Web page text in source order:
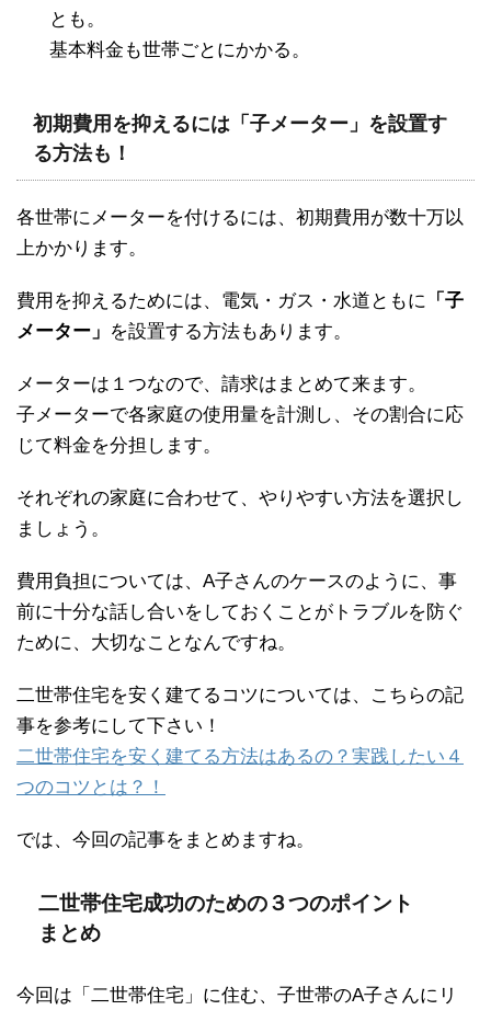
とも。
基本料金も世帯ごとにかかる。
初期費用を抑えるには「子メーター」を設置す
る方法も！
各世帯にメーターを付けるには、初期費用が数十万以
上かかります。
費用を抑えるためには、電気・ガス・水道ともに
「子
メーター」 を設置する方法もあります。
メーターは１つなので、請求はまとめて来ます。
子メーターで各家庭の使用量を計測し、その割合に応
じて料金を分担します。
それぞれの家庭に合わせて、やりやすい方法を選択し
ましょう。
費用負担については、A子さんのケースのように、事
前に十分な話し合いをしておくことがトラブルを防ぐ
ために、大切なことなんですね。
二世帯住宅を安く建てるコツについては、こちらの記
事を参考にして下さい！
二世帯住宅を安く建てる方法はあるの？実践したい４
つのコツとは？！
では、今回の記事をまとめますね。
二世帯住宅成功のための３つのポイント
まとめ
今回は「二世帯住宅」に住む、子世帯のA子さんにリ